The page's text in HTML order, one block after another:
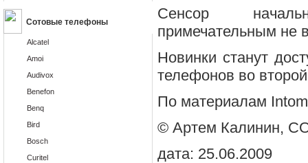
Сотовые телефоны
Alcatel
Amoi
Audivox
Benefon
Benq
Bird
Bosch
Curitel
Сенсор
примечательным не
Новинки станут
телефонов во
По материалам
© Артем Калинин,
дата: 25.06.2009